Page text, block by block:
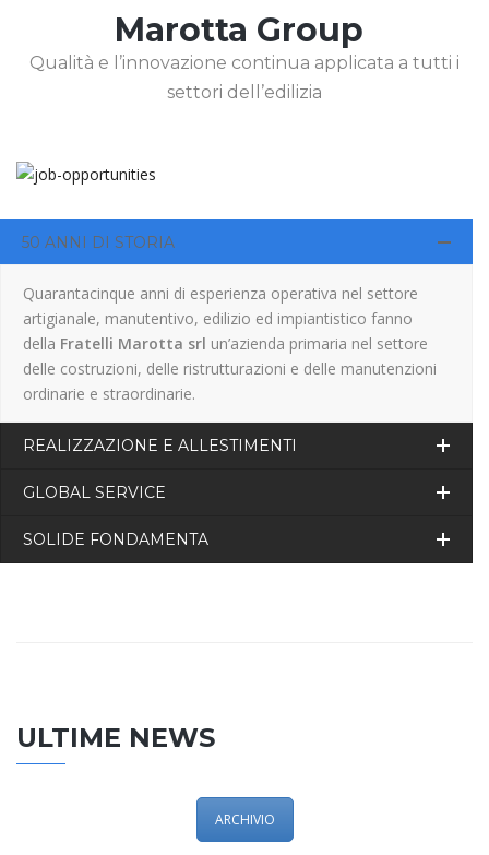
Marotta Group
Qualità e l’innovazione continua applicata a tutti i
settori dell’edilizia
50 ANNI DI STORIA
Quarantacinque anni di esperienza operativa nel settore
artigianale, manutentivo, edilizio ed impiantistico fanno
della Fratelli Marotta srl un’azienda primaria nel settore
delle costruzioni, delle ristrutturazioni e delle manutenzioni
ordinarie e straordinarie.
REALIZZAZIONE E ALLESTIMENTI
GLOBAL SERVICE
SOLIDE FONDAMENTA
ULTIME NEWS
ARCHIVIO